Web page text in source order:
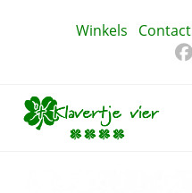
Winkels Contact